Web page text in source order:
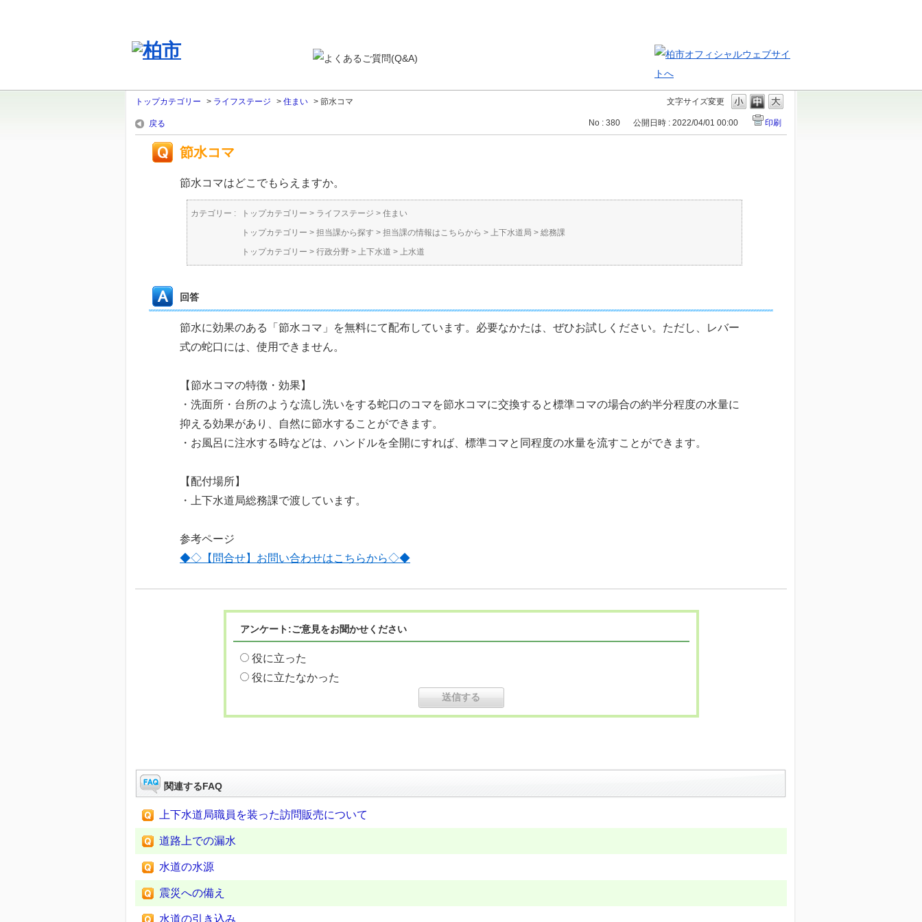
文字サイズ変更
トップカテゴリー > ライフステージ > 住まい > 節水コマ
戻る No : 380 公開日時 : 2022/04/01 00:00 印刷
節水コマ
節水コマはどこでもらえますか。
カテゴリー : トップカテゴリー > ライフステージ > 住まい
トップカテゴリー > 担当課から探す > 担当課の情報はこちらから > 上下水道局 > 総務課
トップカテゴリー > 行政分野 > 上下水道 > 上水道
回答
節水に効果のある「節水コマ」を無料にて配布しています。必要なかたは、ぜひお試しください。ただし、レバー
式の蛇口には、使用できません。
【節水コマの特徴・効果】
・洗面所・台所のような流し洗いをする蛇口のコマを節水コマに交換すると標準コマの場合の約半分程度の水量に
抑える効果があり、自然に節水することができます。
・お風呂に注水する時などは、ハンドルを全開にすれば、標準コマと同程度の水量を流すことができます。
【配付場所】
・上下水道局総務課で渡しています。
参考ページ
◆◇【問合せ】お問い合わせはこちらから◇◆
アンケート:ご意見をお聞かせください
役に立った
役に立たなかった
関連するFAQ
上下水道局職員を装った訪問販売について
道路上での漏水
水道の水源
震災への備え
水道の引き込み